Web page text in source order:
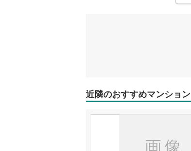
近隣のおすすめマンション